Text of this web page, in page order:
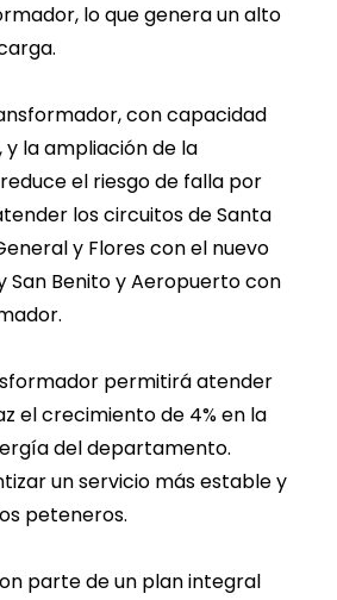
lo que genera un alto
con capacidad
y la ampliación de la
el riesgo de falla por
los circuitos de Santa
y Flores con el nuevo
Benito y Aeropuerto con
permitirá atender
el crecimiento de 4% en la
del departamento.
un servicio más estable y
peteneros.
parte de un plan integral